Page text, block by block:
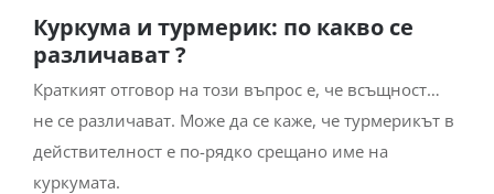
Куркума и турмерик: по какво се
различават ?
Краткият отговор на този въпрос е, че всъщност…
не се различават. Може да се каже, че турмерикът в
действителност е по-рядко срещано име на
куркумата.